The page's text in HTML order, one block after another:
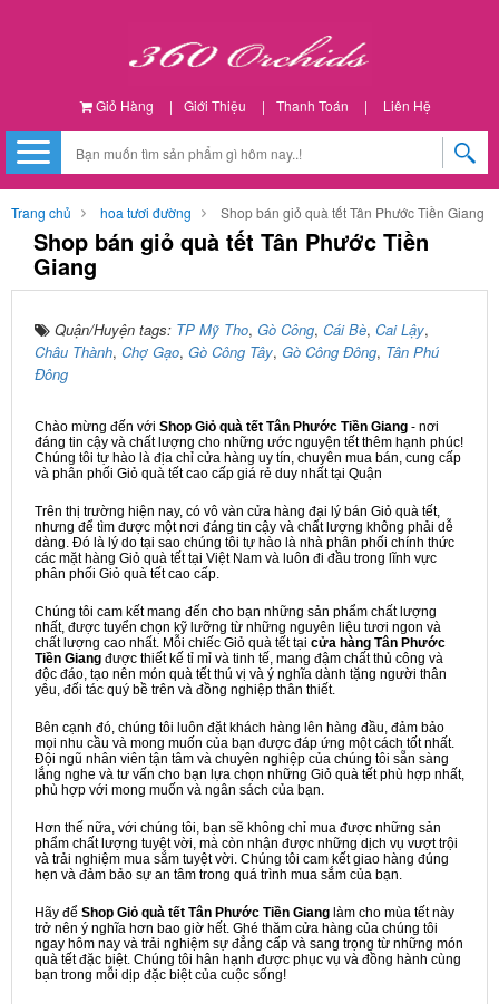
Giỏ Hàng | Giới Thiệu | Thanh Toán | Liên Hệ
Trang chủ hoa tươi đường Shop bán giỏ quà tết Tân Phước Tiền Giang
Shop bán giỏ quà tết Tân Phước Tiền
Giang
Quận/Huyện tags: TP Mỹ Tho, Gò Công, Cái Bè, Cai Lậy,
Châu Thành, Chợ Gạo, Gò Công Tây, Gò Công Đông, Tân Phú
Đông
Chào mừng đến với Shop Giỏ quà tết Tân Phước Tiền Giang - nơi
đáng tin cậy và chất lượng cho những ước nguyện tết thêm hạnh phúc!
Chúng tôi tự hào là địa chỉ cửa hàng uy tín, chuyên mua bán, cung cấp
và phân phối Giỏ quà tết cao cấp giá rẻ duy nhất tại Quận
Trên thị trường hiện nay, có vô vàn cửa hàng đại lý bán Giỏ quà tết,
nhưng để tìm được một nơi đáng tin cậy và chất lượng không phải dễ
dàng. Đó là lý do tại sao chúng tôi tự hào là nhà phân phối chính thức
các mặt hàng Giỏ quà tết tại Việt Nam và luôn đi đầu trong lĩnh vực
phân phối Giỏ quà tết cao cấp.
Chúng tôi cam kết mang đến cho bạn những sản phẩm chất lượng
nhất, được tuyển chọn kỹ lưỡng từ những nguyên liệu tươi ngon và
chất lượng cao nhất. Mỗi chiếc Giỏ quà tết tại cửa hàng Tân Phước
Tiền Giang được thiết kế tỉ mỉ và tinh tế, mang đậm chất thủ công và
độc đáo, tạo nên món quà tết thú vị và ý nghĩa dành tặng người thân
yêu, đối tác quý bề trên và đồng nghiệp thân thiết.
Bên cạnh đó, chúng tôi luôn đặt khách hàng lên hàng đầu, đảm bảo
mọi nhu cầu và mong muốn của bạn được đáp ứng một cách tốt nhất.
Đội ngũ nhân viên tận tâm và chuyên nghiệp của chúng tôi sẵn sàng
lắng nghe và tư vấn cho bạn lựa chọn những Giỏ quà tết phù hợp nhất,
phù hợp với mong muốn và ngân sách của bạn.
Hơn thế nữa, với chúng tôi, bạn sẽ không chỉ mua được những sản
phẩm chất lượng tuyệt vời, mà còn nhận được những dịch vụ vượt trội
và trải nghiệm mua sắm tuyệt vời. Chúng tôi cam kết giao hàng đúng
hẹn và đảm bảo sự an tâm trong quá trình mua sắm của bạn.
Hãy để Shop Giỏ quà tết Tân Phước Tiền Giang làm cho mùa tết này
trở nên ý nghĩa hơn bao giờ hết. Ghé thăm cửa hàng của chúng tôi
ngay hôm nay và trải nghiệm sự đẳng cấp và sang trọng từ những món
quà tết đặc biệt. Chúng tôi hân hạnh được phục vụ và đồng hành cùng
bạn trong mỗi dịp đặc biệt của cuộc sống!